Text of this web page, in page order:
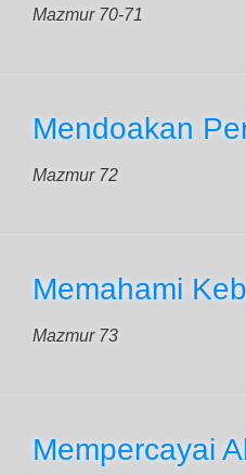
Mazmur 70-71
Mendoakan
Mazmur 72
Memahami
Mazmur 73
Mempercayai